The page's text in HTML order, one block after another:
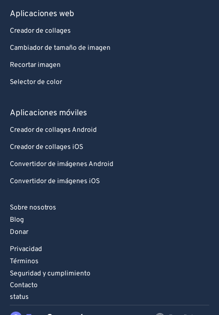
Aplicaciones web
Creador de collages
Cambiador de tamaño de imagen
Recortar imagen
Selector de color
Aplicaciones móviles
Creador de collages Android
Creador de collages iOS
Convertidor de imágenes Android
Convertidor de imágenes iOS
Sobre nosotros
Blog
Donar
Privacidad
Términos
Seguridad y cumplimiento
Contacto
status